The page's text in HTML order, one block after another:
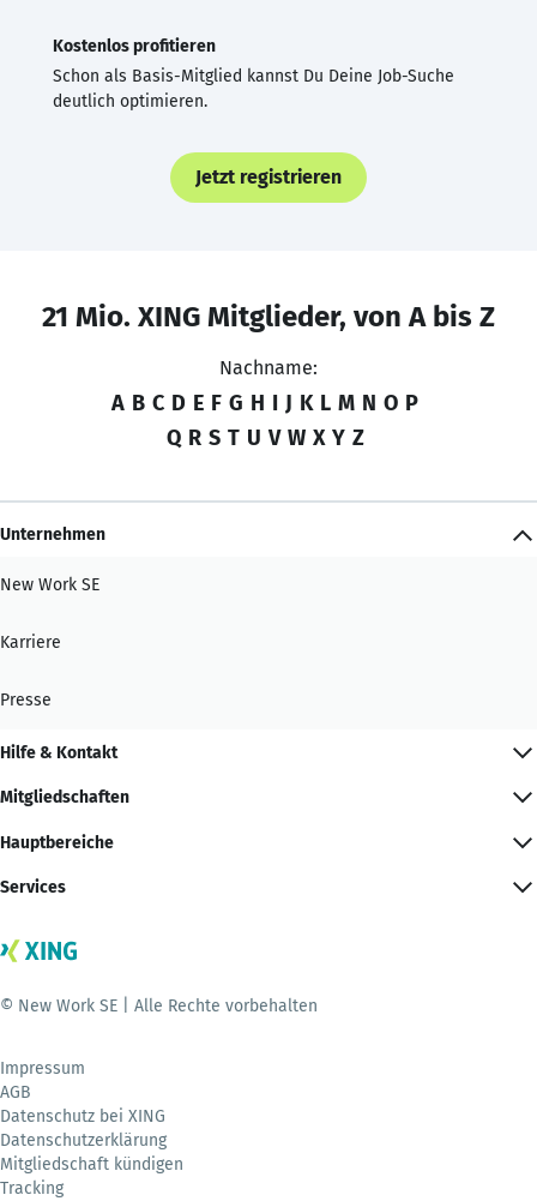
Kostenlos profitieren
Schon als Basis-Mitglied kannst Du Deine Job-Suche
deutlich optimieren.
Jetzt registrieren
21 Mio. XING Mitglieder, von A bis Z
Nachname:
A B C D E F G H I J K L M N O P
Q R S T U V W X Y Z
Unternehmen
New Work SE
Karriere
Presse
Hilfe & Kontakt
Mitgliedschaften
Hauptbereiche
Services
© New Work SE | Alle Rechte vorbehalten
Impressum
AGB
Datenschutz bei XING
Datenschutzerklärung
Mitgliedschaft kündigen
Tracking